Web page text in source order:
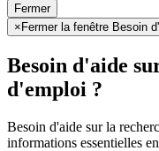
Fermer
× Fermer la fenêtre Besoin
Besoin d'aide
d'emploi ?
Besoin d'aide sur la
informations essentielles